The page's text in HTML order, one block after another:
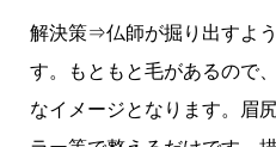
解決策⇒仏師が掘り出すよ
す。もともと毛があるので
なイメージとなります。眉